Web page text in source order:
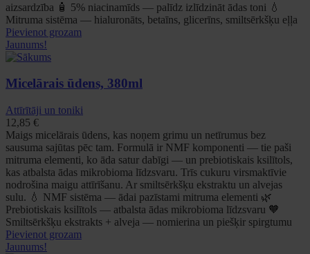
aizsardzība 🧴 5% niacinamīds — palīdz izlīdzināt ādas toni 💧
Mitruma sistēma — hialuronāts, betaīns, glicerīns, smiltsērkšķu eļļa
Pievienot grozam
Jaunums!
Micelārais ūdens, 380ml
Attīrītāji un toniki
12,85 €
Maigs micelārais ūdens, kas noņem grimu un netīrumus bez
sausuma sajūtas pēc tam. Formulā ir NMF komponenti — tie paši
mitruma elementi, ko āda satur dabīgi — un prebiotiskais ksilītols,
kas atbalsta ādas mikrobioma līdzsvaru. Trīs cukuru virsmaktīvie
nodrošina maigu attīrīšanu. Ar smiltsērkšķu ekstraktu un alvejas
sulu. 💧 NMF sistēma — ādai pazīstami mitruma elementi 🌿
Prebiotiskais ksilītols — atbalsta ādas mikrobioma līdzsvaru 🧡
Smiltsērkšķu ekstrakts + alveja — nomierina un piešķir spirgtumu
Pievienot grozam
Jaunums!